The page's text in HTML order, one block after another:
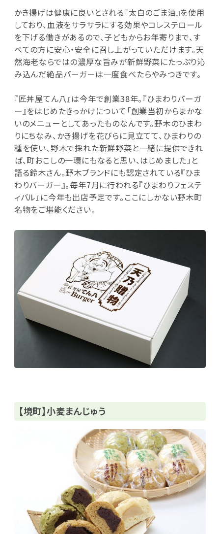
かき揚げは健康に良いとされる『太白のごま油』を使用
しており、血液をサラサラにする効果やコレステロール
を下げる働きがあるので、子どもからお年寄りまで、す
べての方に安心・安全に召し上がっていただけます。天
然海老ならではの濃厚な旨みが新鮮野菜にたっぷり沁
み込んだ絶品バーガーは一度食べたらやみつきです。
『匠丼屋てん八』は今年で創業38年。『ひまわりバーガ
ー』をはじめたきっかけについて「創業当初からまかな
いのメニューとしてあったものなんです。野木のひまわ
りにちなみ、かき揚げを花びらに見立てて、ひまわりの
種を使い、野木で採れた新鮮野菜と一緒に提供できれ
ば、町おこしの一環にもなると思い、はじめました」と
語る鈴木さん。野木ブランドにも認定されている『ひま
わりバーガー』。毎年7月に行われる『ひまわりフェステ
ィバル』に今年も出店予定です。ここにしかない野木町
名物をご堪能ください。
【境町】小麦まんじゅう